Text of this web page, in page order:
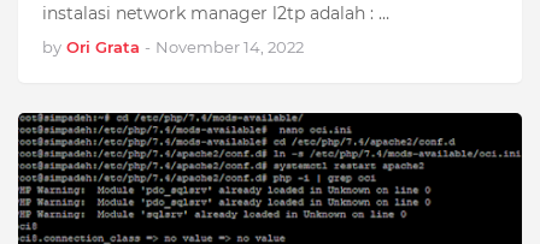
instalasi network manager l2tp adalah : …
by Ori Grata - November 14, 2022